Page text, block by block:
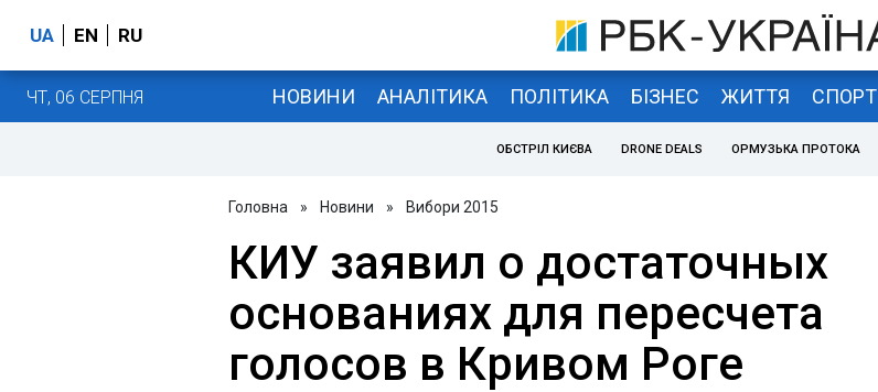
UA EN RU
ЧТ, 06 СЕРПНЯ НОВИНИ АНАЛІТИКА ПОЛІТИКА БІЗНЕС ЖИТТЯ СПОРТ
ОБСТРІЛ КИЄВА DRONE DEALS ОРМУЗЬКА ПРОТОКА
Головна » Новини » Вибори 2015
КИУ заявил о достаточных
основаниях для пересчета
голосов в Кривом Роге